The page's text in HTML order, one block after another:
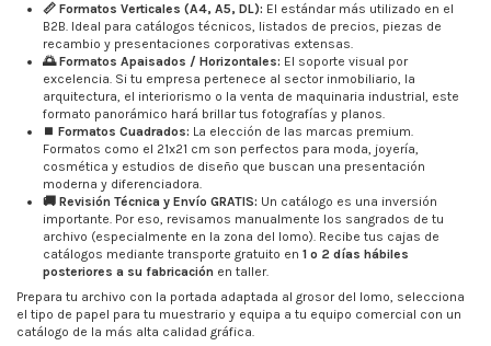
📏 Formatos Verticales (A4, A5, DL): El estándar más utilizado en el
B2B. Ideal para catálogos técnicos, listados de precios, piezas de
recambio y presentaciones corporativas extensas.
🌅 Formatos Apaisados / Horizontales: El soporte visual por
excelencia. Si tu empresa pertenece al sector inmobiliario, la
arquitectura, el interiorismo o la venta de maquinaria industrial, este
formato panorámico hará brillar tus fotografías y planos.
⏹️ Formatos Cuadrados: La elección de las marcas premium.
Formatos como el 21x21 cm son perfectos para moda, joyería,
cosmética y estudios de diseño que buscan una presentación
moderna y diferenciadora.
🚚 Revisión Técnica y Envío GRATIS: Un catálogo es una inversión
importante. Por eso, revisamos manualmente los sangrados de tu
archivo (especialmente en la zona del lomo). Recibe tus cajas de
catálogos mediante transporte gratuito en 1 o 2 días hábiles
posteriores a su fabricación en taller.
Prepara tu archivo con la portada adaptada al grosor del lomo, selecciona
el tipo de papel para tu muestrario y equipa a tu equipo comercial con un
catálogo de la más alta calidad gráfica.